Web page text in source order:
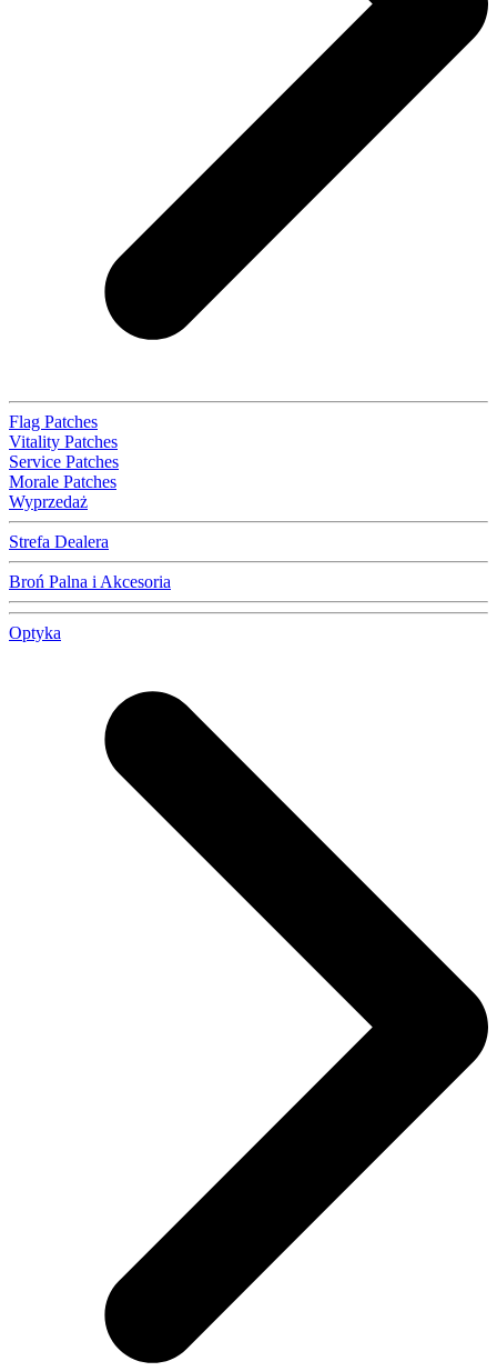
Flag Patches
Vitality Patches
Service Patches
Morale Patches
Wyprzedaż
Strefa Dealera
Broń Palna i Akcesoria
Optyka